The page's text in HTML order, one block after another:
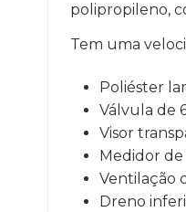
polipropileno,
Tem uma
Poliéster
Válvula de
Visor
Medidor de
Ventilação
Dreno